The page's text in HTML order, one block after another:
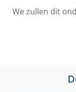
We zullen dit